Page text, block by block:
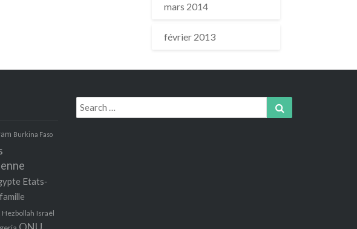
mars 2014
février 2013
Burkina Faso
Etats‐
famille
Hezbollah Israël
Search
for: